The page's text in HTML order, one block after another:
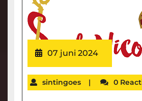
07 juni 2024
sintingoes | 0